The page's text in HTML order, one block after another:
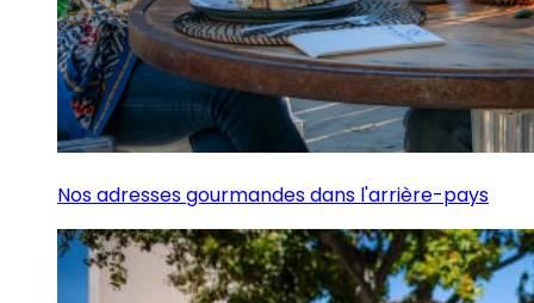
Nos adresses gourmandes dans l'arrière-pays